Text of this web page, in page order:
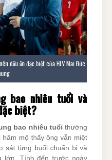
dấu ấn đặc biệt của HLV Mai Đức
bao nhiêu tuổi và
biệt?
bao nhiêu tuổi thường
mộ thấy ông vẫn miệt
sát từng buổi chuẩn bị và
lớn. Tính đến trước ngày